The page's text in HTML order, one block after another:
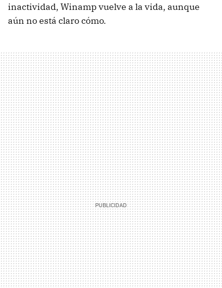
inactividad, Winamp vuelve a la vida, aunque
aún no está claro cómo.